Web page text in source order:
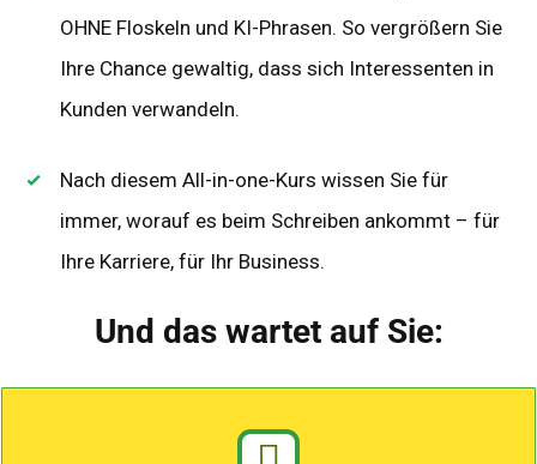
OHNE Floskeln und KI-Phrasen. So vergrößern Sie
Ihre Chance gewaltig, dass sich Interessenten in
Kunden verwandeln.
Nach diesem All-in-one-Kurs wissen Sie für
immer, worauf es beim Schreiben ankommt – für
Ihre Karriere, für Ihr Business.
Und das wartet auf Sie: